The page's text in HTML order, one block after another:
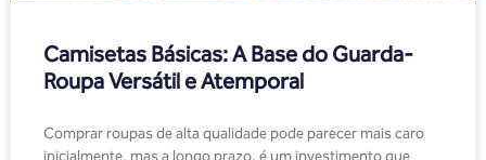
Camisetas Básicas: A Base do Guarda-
Roupa Versátil e Atemporal
Comprar roupas de alta qualidade pode parecer mais caro
inicialmente, mas a longo prazo, é um investimento que